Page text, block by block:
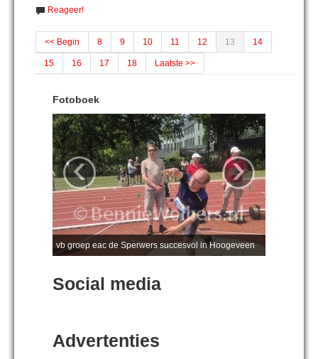
Reageer!
<< Begin 8 9 10 11 12 13 14
15 16 17 18 Laatste >>
Fotoboek
vb groep eac de Sperwers succesvol in Hoogeveen
‹ ›
Social media
Advertenties